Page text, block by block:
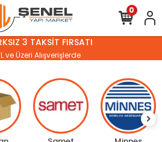
3 TAKSİT FIRSATI
ve Üzeri Alışverişlerde
0